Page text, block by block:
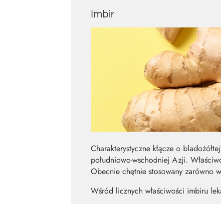
Imbir
Charakterystyczne kłącze o
południowo-wschodniej Azji.
Obecnie chętnie stosowany zarówno
Wśród licznych właściwości imbiru